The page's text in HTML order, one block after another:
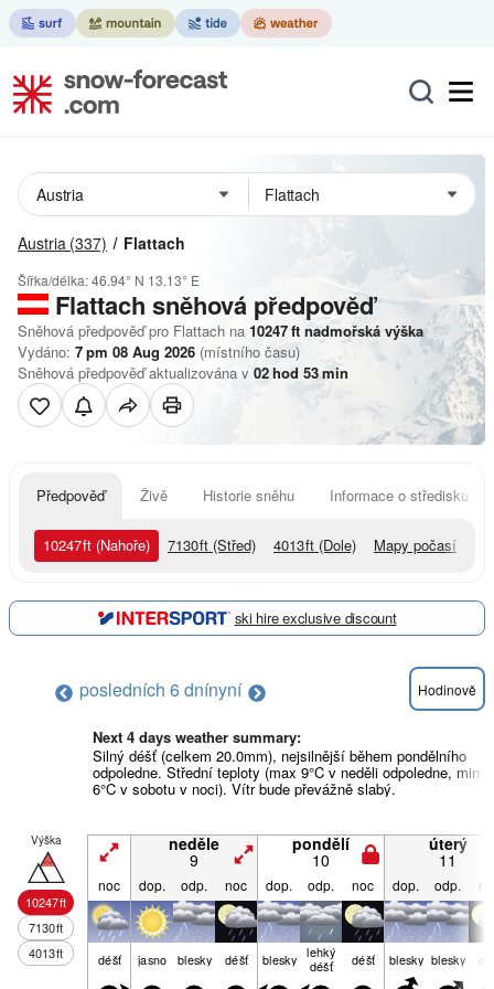
Austria (337) Flattach
Šířka/délka:46.94° N 13.13° E
Flattach sněhová předpověď
Sněhová předpověď pro Flattach na 10247ft nadmořská výška
Vydáno: 7 pm 08 Aug 2026 (místního času)
Sněhová předpověď aktualizována v 02hod 53min
Předpověď Živě Historie sněhu Informace o středisku
10247ft (Nahoře) 7130ft (Střed) 4013ft (Dole) Mapy počasí
ski hire exclusive discount
posledních 6 dnínyní Hodinově
Next 4 days weather summary:
Silný déšť (celkem 20.0mm), nejsilnější během pondělního
odpoledne. Střední teploty (max 9°C v neděli odpoledne, min
6°C v sobotu v noci). Vítr bude převážně slabý.
Výška
10247ft
7130ft
4013ft
neděle
9
pondělí
10
úterý
11
noc dop. odp. noc dop. odp. noc dop. odp.
déšť jasno blesky déšť blesky lehký
déšť déšť blesky blesky